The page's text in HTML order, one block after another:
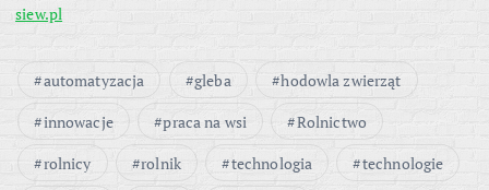
siew.pl
automatyzacja gleba
hodowla zwierząt
innowacje
praca na wsi
Rolnictwo
rolnicy
rolnik technologia
technologie